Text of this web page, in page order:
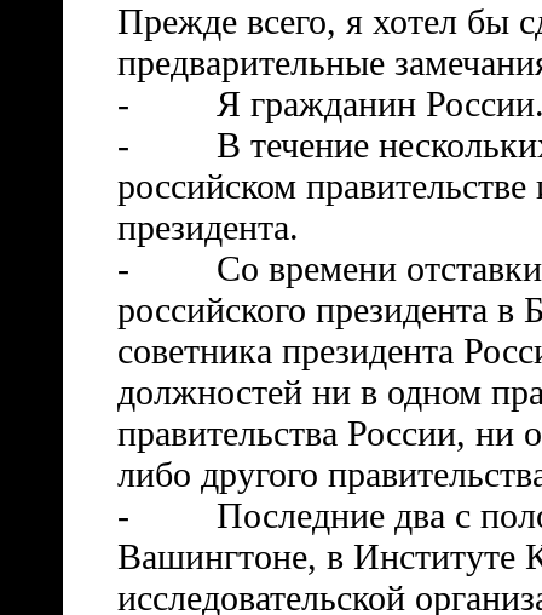
Прежде всего, я хотел бы
предварительные
-
Я гражданин
-
В течение
российском
президента.
-
Со времени
российского президента
советника президента
должностей ни в одном
правительства России,
либо другого
-
Последние два с
Вашингтоне, в Институте
исследовательской